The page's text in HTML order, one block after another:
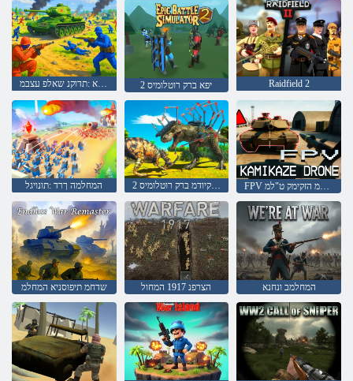
הלוחכ המחלמ - םודא :תדוקנ שאלפ עצבמ 2 יפא ברק רוטלומיס Raidfield 2
המחלמה ךרד :תונויגל 2 ןיטולחל קיודמ ברק רוטלומיס FPV תמחלמ הזקימק ט"למ
שדחמ תיפוסניא המחלמ הצרפנ 1917 המחול המחלמב ונחנא